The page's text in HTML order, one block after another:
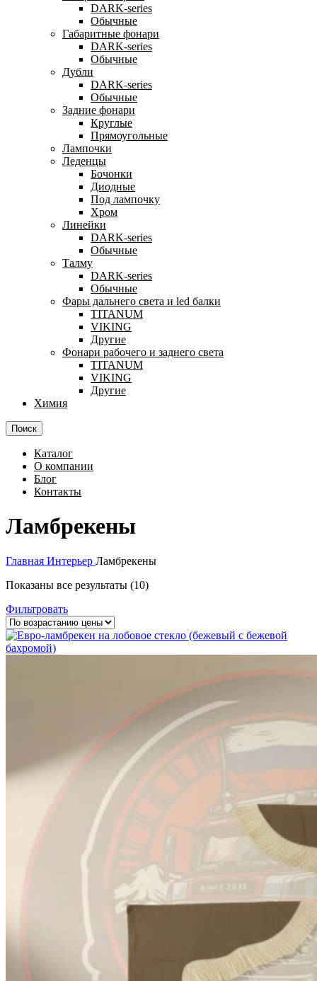
DARK-series
Обычные
Габаритные фонари
DARK-series
Обычные
Дубли
DARK-series
Обычные
Задние фонари
Круглые
Прямоугольные
Лампочки
Леденцы
Бочонки
Диодные
Под лампочку
Хром
Линейки
DARK-series
Обычные
Талму
DARK-series
Обычные
Фары дальнего света и led балки
TITANUM
VIKING
Другие
Фонари рабочего и заднего света
TITANUM
VIKING
Другие
Химия
Поиск
Каталог
О компании
Блог
Контакты
Ламбрекены
Главная Интерьер Ламбрекены
Показаны все результаты (10)Цены:
Фильтровать